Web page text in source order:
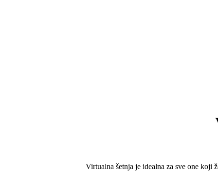
Virtualna šetnja je idealna za sve one koji